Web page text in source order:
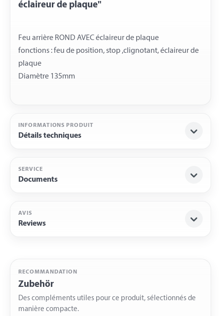
éclaireur de plaque"
Feu arrière ROND AVEC éclaireur de plaque
fonctions : feu de position, stop ,clignotant, éclaireur de
plaque
INFORMATIONS PRODUIT
Détails techniques
SERVICE
Documents
AVIS
Reviews
RECOMMANDATION
Zubehör
Des compléments utiles pour ce produit, sélectionnés de
manière compacte.